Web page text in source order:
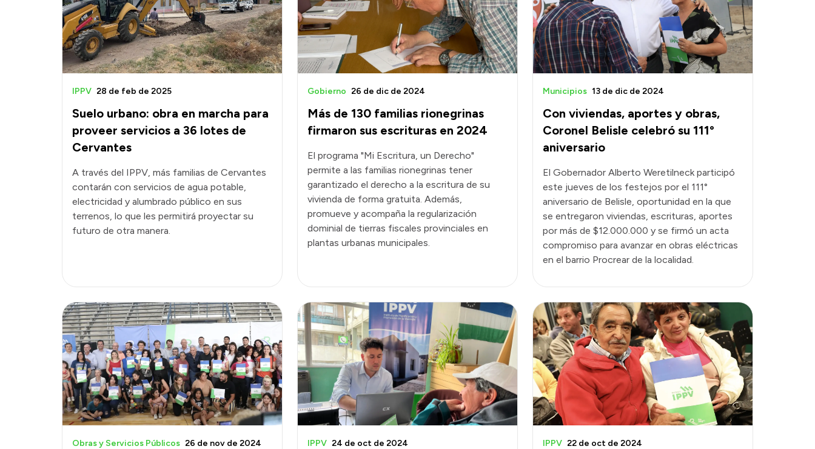
Suelo urbano: obra en marcha para
proveer servicios a 36 lotes de
Cervantes
IPPV 28 de feb de 2025
A través del IPPV, más familias de Cervantes
contarán con servicios de agua potable,
electricidad y alumbrado público en sus
terrenos, lo que les permitirá proyectar su
futuro de otra manera.
Más de 130 familias rionegrinas
firmaron sus escrituras en 2024
Gobierno 26 de dic de 2024
El programa "Mi Escritura, un Derecho"
permite a las familias rionegrinas tener
garantizado el derecho a la escritura de su
vivienda de forma gratuita. Además,
promueve y acompaña la regularización
dominial de tierras fiscales provinciales en
plantas urbanas municipales.
Con viviendas, aportes y obras,
Coronel Belisle celebró su 111°
aniversario
Municipios 13 de dic de 2024
El Gobernador Alberto Weretilneck participó
este jueves de los festejos por el 111°
aniversario de Belisle, oportunidad en la que
se entregaron viviendas, escrituras, aportes
por más de $12.000.000 y se firmó un acta
compromiso para avanzar en obras eléctricas
en el barrio Procrear de la localidad.
Obras y Servicios Públicos 26 de nov de 2024 IPPV 24 de oct de 2024 IPPV 22 de oct de 2024